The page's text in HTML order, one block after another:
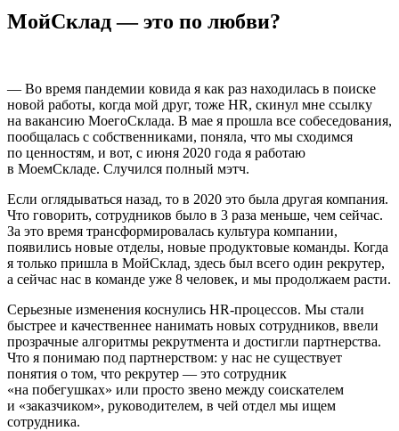
МойСклад — это по любви?
— Во время пандемии ковида я как раз находилась в поиске
новой работы, когда мой друг, тоже HR, скинул мне ссылку
на вакансию МоегоСклада. В мае я прошла все собеседования,
пообщалась с собственниками, поняла, что мы сходимся
по ценностям, и вот, с июня 2020 года я работаю
в МоемСкладе. Случился полный мэтч.
Если оглядываться назад, то в 2020 это была другая компания.
Что говорить, сотрудников было в 3 раза меньше, чем сейчас.
За это время трансформировалась культура компании,
появились новые отделы, новые продуктовые команды. Когда
я только пришла в МойСклад, здесь был всего один рекрутер,
а сейчас нас в команде уже 8 человек, и мы продолжаем расти.
Серьезные изменения коснулись HR‑процессов. Мы стали
быстрее и качественнее нанимать новых сотрудников, ввели
прозрачные алгоритмы рекрутмента и достигли партнерства.
Что я понимаю под партнерством: у нас не существует
понятия о том, что рекрутер — это сотрудник
«на побегушках» или просто звено между соискателем
и «заказчиком», руководителем, в чей отдел мы ищем
сотрудника.